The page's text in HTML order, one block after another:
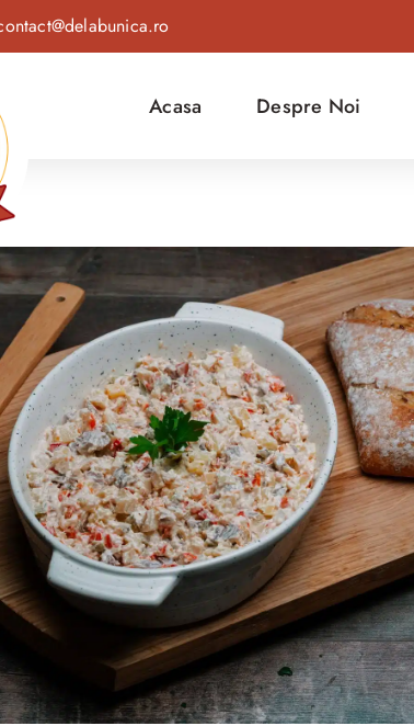
Acasa Despre Noi